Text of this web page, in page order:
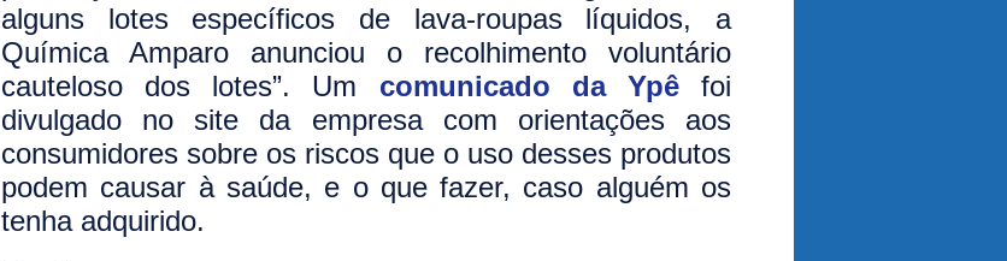
alguns lotes específicos de lava-roupas líquidos, a
Química Amparo anunciou o recolhimento voluntário
cauteloso dos lotes”. Um comunicado da Ypêfoi
divulgado no site da empresa com orientações aos
consumidores sobre os riscos que o uso desses produtos
podem causar à saúde, e o que fazer, caso alguém os
tenha adquirido.